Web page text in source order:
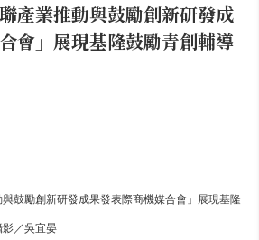
產業推動與鼓勵創新研發成
會」展現基隆鼓勵青創輔導
與鼓勵創新研發成果發表際商機媒合會」展現基隆
／吳宜晏